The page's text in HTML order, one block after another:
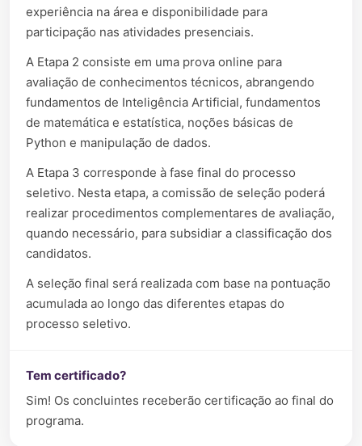
experiência na área e disponibilidade para
participação nas atividades presenciais.
A Etapa 2 consiste em uma prova online para
avaliação de conhecimentos técnicos, abrangendo
fundamentos de Inteligência Artificial, fundamentos
de matemática e estatística, noções básicas de
Python e manipulação de dados.
A Etapa 3 corresponde à fase final do processo
seletivo. Nesta etapa, a comissão de seleção poderá
realizar procedimentos complementares de avaliação,
quando necessário, para subsidiar a classificação dos
candidatos.
A seleção final será realizada com base na pontuação
acumulada ao longo das diferentes etapas do
processo seletivo.
Tem certificado?
Sim! Os concluintes receberão certificação ao final do
programa.